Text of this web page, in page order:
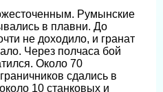
Румынские
в плавни. До
не доходило, и гранат
Через полчаса бой
Около 70
сдались в
10 станковых и